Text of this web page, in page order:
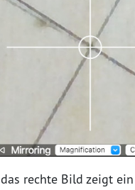
rechte Bild zeigt